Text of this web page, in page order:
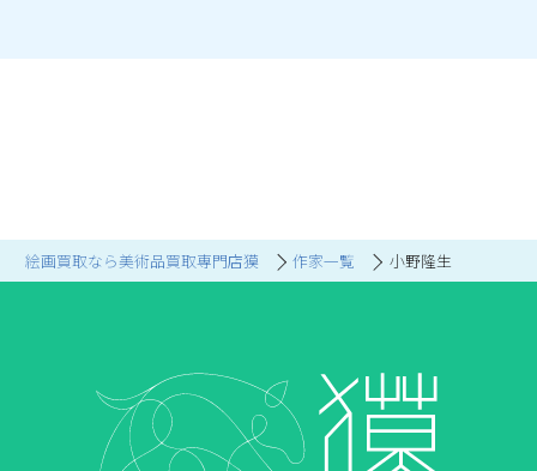
絵画買取なら美術品買取専門店獏 作家一覧 小野隆生